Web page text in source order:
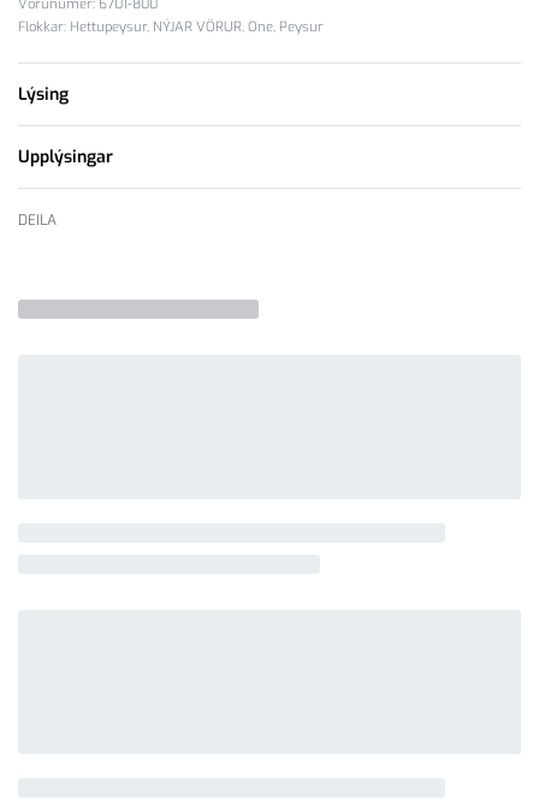
6701-800
Flokkar: Hettupeysur, NÝJAR VÖRUR, One, Peysur
Lýsing
Upplýsingar
DEILA